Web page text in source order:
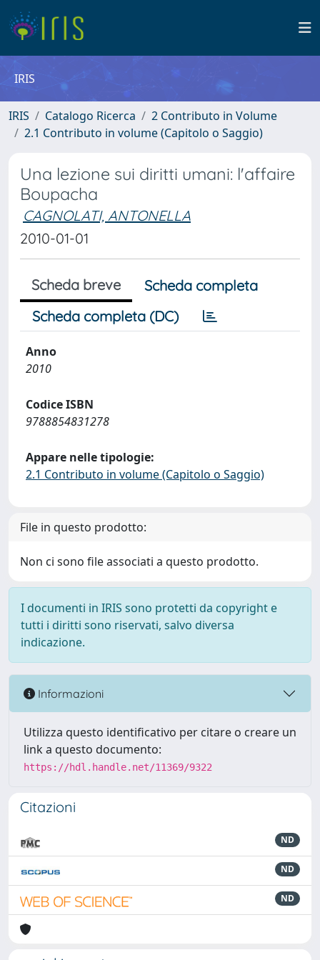
IRIS
IRIS Catalogo Ricerca
2 Contributo in Volume
2.1 Contributo in volume (Capitolo o Saggio)
Una lezione sui diritti umani: l'affaire
Boupacha
CAGNOLATI, ANTONELLA
2010-01-01
Scheda breve
Scheda completa
Scheda completa (DC)
Anno
2010
Codice ISBN
9788854831278
Appare nelle tipologie:
2.1 Contributo in volume (Capitolo o Saggio)
File in questo prodotto:
Non ci sono file associati a questo prodotto.
I documenti in IRIS sono protetti da copyright e
tutti i diritti sono riservati, salvo diversa
indicazione.
Informazioni
Utilizza questo identificativo per citare o creare un
link a questo documento:
https://hdl.handle.net/11369/9322
Citazioni
ND
ND
ND